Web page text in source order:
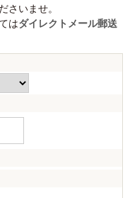
さいませ。
はダイレクトメール郵送